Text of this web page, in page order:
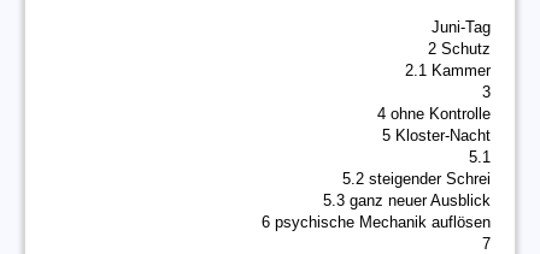
Juni-Tag
2 Schutz
2.1 Kammer
3
4 ohne Kontrolle
5 Kloster-Nacht
5.1
5.2 steigender Schrei
5.3 ganz neuer Ausblick
6 psychische Mechanik auflösen
7